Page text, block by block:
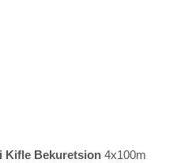
Kifle Bekuretsion 4x100m